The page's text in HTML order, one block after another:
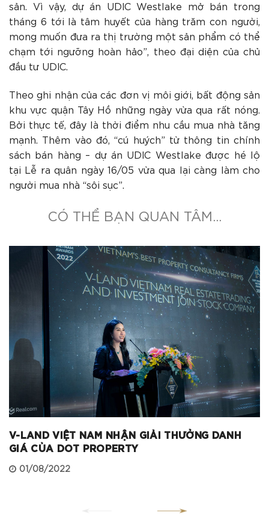
sản. Vì vậy, dự án UDIC Westlake mở bán trong
tháng 6 tới là tâm huyết của hàng trăm con người,
mong muốn đưa ra thị trường một sản phẩm có thể
chạm tới ngưỡng hoàn hảo”, theo đại diện của chủ
đầu tư UDIC.
Theo ghi nhận của các đơn vị môi giới, bất động sản
khu vực quận Tây Hồ những ngày vừa qua rất nóng.
Bởi thực tế, đây là thời điểm nhu cầu mua nhà tăng
mạnh. Thêm vào đó, “cú huých” từ thông tin chính
sách bán hàng – dự án UDIC Westlake được hé lộ
tại Lễ ra quân ngày 16/05 vừa qua lại càng làm cho
người mua nhà “sôi sục”.
CÓ THỂ BẠN QUAN TÂM...
V-LAND VIỆT NAM NHẬN GIẢI THƯỞNG DANH
GIÁ CỦA DOT PROPERTY
01/08/2022
Kính chúc quý khách sức khoẻ và thành công!